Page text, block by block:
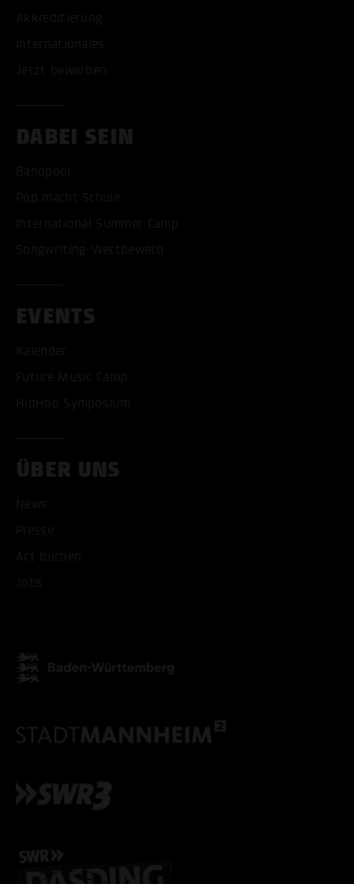
Akkreditierung
Internationales
Jetzt bewerben
DABEI SEIN
Bandpool
Pop macht Schule
International Summer Camp
Songwriting-Wettbewerb
EVENTS
Kalender
Future Music Camp
HipHop Symposium
ÜBER UNS
News
Presse
Act buchen
Jobs